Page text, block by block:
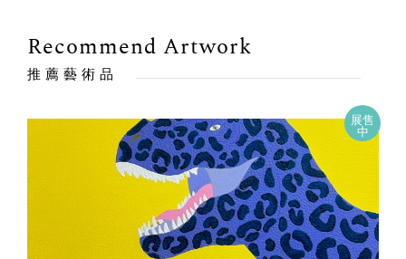
Recommend Artwork
推薦藝術品
展售
中